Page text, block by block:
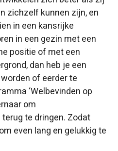
zichzelf kunnen zijn, en
in een kansrijke
in een gezin met een
positie of met een
dan heb je een
of eerder te
‘Welbevinden op
om
te dringen. Zodat
even lang en gelukkig te